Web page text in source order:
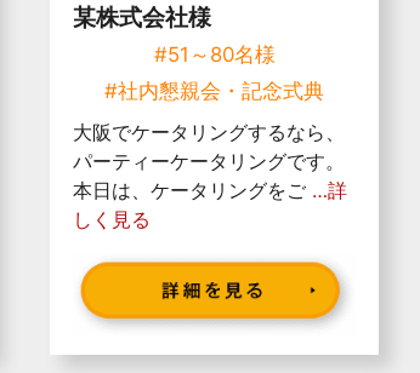
某株式会社様
#51～80名様
#社内懇親会・記念式典
大阪でケータリングするなら、
パーティーケータリングです。
本日は、ケータリングをご …詳
しく見る